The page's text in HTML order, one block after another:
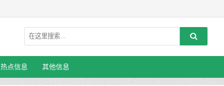
热点信息 其他信息